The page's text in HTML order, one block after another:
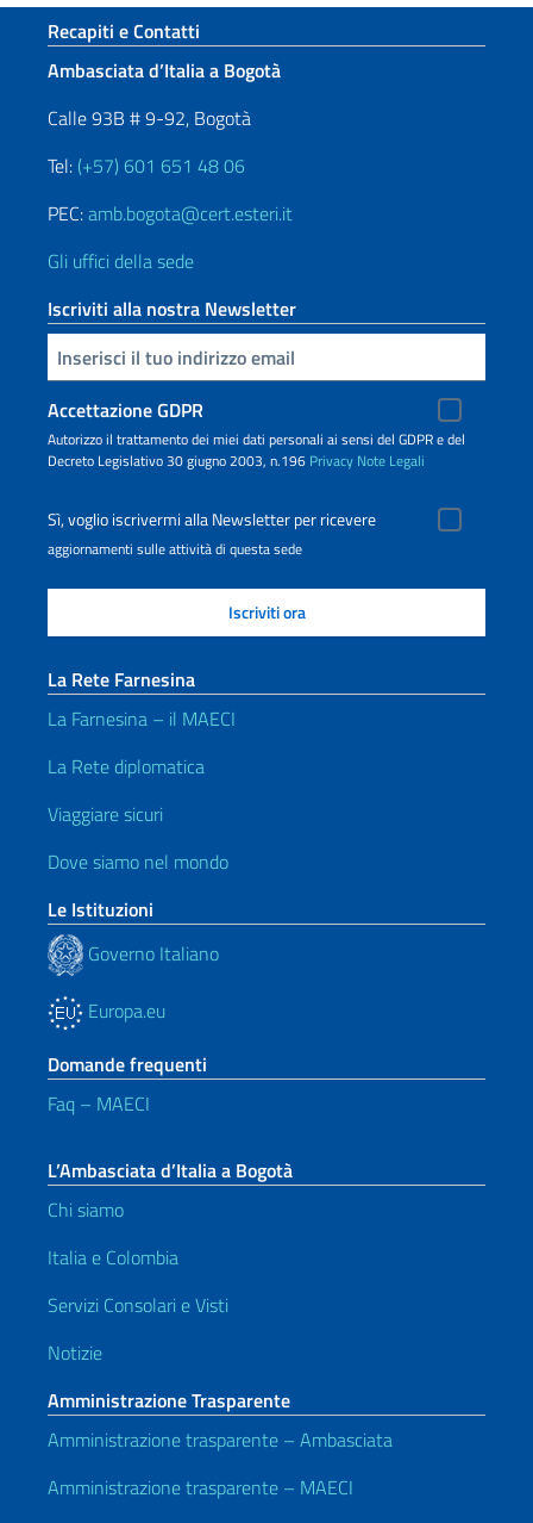
Sezione footer
Recapiti e Contatti
Ambasciata d’Italia a Bogotà
Calle 93B # 9-92, Bogotà
Tel: (+57) 601 651 48 06
PEC:amb.bogota@cert.esteri.it
Gli uffici della sede
Iscriviti alla nostra Newsletter
Inserisci la tua email
Accettazione GDPR
Autorizzo il trattamento dei miei dati personali ai sensi del GDPR e del
Decreto Legislativo 30 giugno 2003, n.196 Privacy Note Legali
Sì, voglio iscrivermi alla Newsletter per ricevere
aggiornamenti sulle attività di questa sede
La Rete Farnesina
La Farnesina – il MAECI
La Rete diplomatica
Viaggiare sicuri
Dove siamo nel mondo
Le Istituzioni
Governo Italiano
Europa.eu
Domande frequenti
Faq – MAECI
L’Ambasciata d’Italia a Bogotà
Chi siamo
Italia e Colombia
Servizi Consolari e Visti
Notizie
Amministrazione Trasparente
Amministrazione trasparente – Ambasciata
Amministrazione trasparente – MAECI